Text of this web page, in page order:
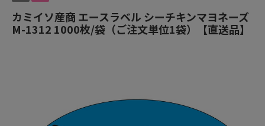
カミイソ産商 エースラベル シーチキンマヨネーズ
M-1312 1000枚/袋（ご注文単位1袋）【直送品】